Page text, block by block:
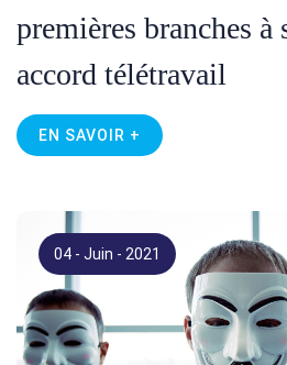
premières branches à
accord télétravail
EN SAVOIR +
04 - Juin - 2021